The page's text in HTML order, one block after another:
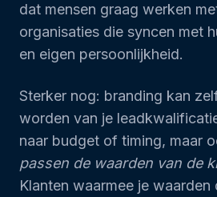
dat mensen graag werken
organisaties die syncen met
en eigen persoonlijkheid.
Sterker nog: branding kan
worden van je
naar budget of timing, maar
passen de waarden van de
Klanten waarmee je